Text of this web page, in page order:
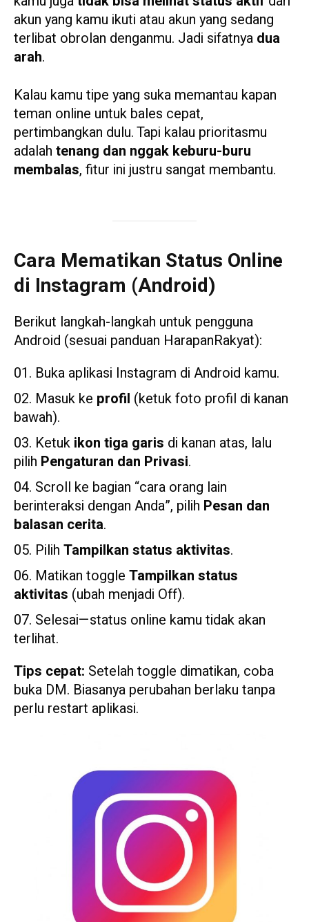
akun yang kamu ikuti atau akun yang sedang
terlibat obrolan denganmu. Jadi sifatnya dua
arah.
Kalau kamu tipe yang suka memantau kapan
teman online untuk bales cepat,
pertimbangkan dulu. Tapi kalau prioritasmu
adalah tenang dan nggak keburu-buru
membalas, fitur ini justru sangat membantu.
Cara Mematikan Status Online
di Instagram (Android)
Berikut langkah-langkah untuk pengguna
Android (sesuai panduan HarapanRakyat):
Buka aplikasi Instagram di Android kamu.
Masuk ke profil (ketuk foto profil di kanan
bawah).
Ketuk ikon tiga garis di kanan atas, lalu
pilih Pengaturan dan Privasi.
Scroll ke bagian “cara orang lain
berinteraksi dengan Anda”, pilih Pesan dan
balasan cerita.
Pilih Tampilkan status aktivitas.
Matikan toggle Tampilkan status
aktivitas (ubah menjadi Off).
Selesai—status online kamu tidak akan
terlihat.
Tips cepat: Setelah toggle dimatikan, coba
buka DM. Biasanya perubahan berlaku tanpa
perlu restart aplikasi.